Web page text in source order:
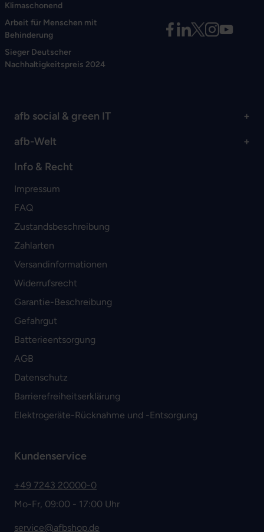
Klimaschonend
Arbeit für Menschen mit
Behinderung
Sieger Deutscher
Nachhaltigkeitspreis 2024
afb social & green IT
afb-Welt
Info & Recht
Impressum
FAQ
Zustandsbeschreibung
Zahlarten
Versandinformationen
Widerrufsrecht
Garantie-Beschreibung
Gefahrgut
Batterieentsorgung
AGB
Datenschutz
Barrierefreiheitserklärung
Elektrogeräte-Rücknahme und -Entsorgung
Kundenservice
+49 7243 20000-0
Mo-Fr, 09:00 - 17:00 Uhr
service@afbshop.de